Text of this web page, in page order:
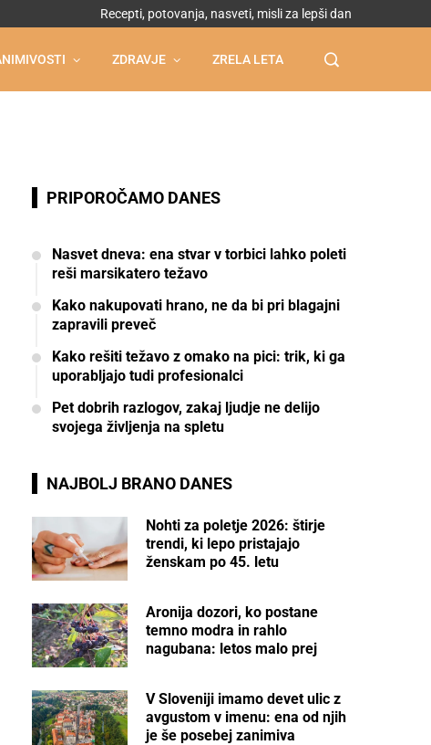
Recepti, potovanja, nasveti, misli za lepši dan
ZDRAVJE ZRELA LETA
PRIPOROČAMO DANES
Nasvet dneva: ena stvar v torbici lahko poleti
reši marsikatero težavo
Kako nakupovati hrano, ne da bi pri blagajni
zapravili preveč
Kako rešiti težavo z omako na pici: trik, ki ga
uporabljajo tudi profesionalci
Pet dobrih razlogov, zakaj ljudje ne delijo
svojega življenja na spletu
NAJBOLJ BRANO DANES
Nohti za poletje 2026: štirje
trendi, ki lepo pristajajo
ženskam po 45. letu
Aronija dozori, ko postane
temno modra in rahlo
nagubana: letos malo prej
V Sloveniji imamo devet ulic z
avgustom v imenu: ena od njih
je še posebej zanimiva